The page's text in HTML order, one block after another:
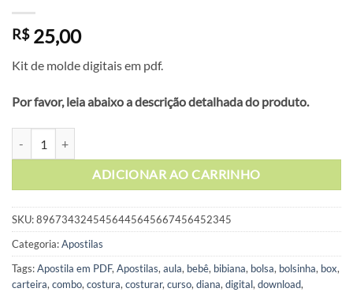
R$25,00
Kit de molde digitais em pdf.
Por favor, leia abaixo a descrição detalhada do produto.
ADICIONAR AO CARRINHO
SKU:8967343245456445645667456452345
Categoria:Apostilas
Tags:Apostila em PDF, Apostilas, aula, bebê, bibiana, bolsa, bolsinha, box,
carteira, combo, costura, costurar, curso, diana, digital, download,